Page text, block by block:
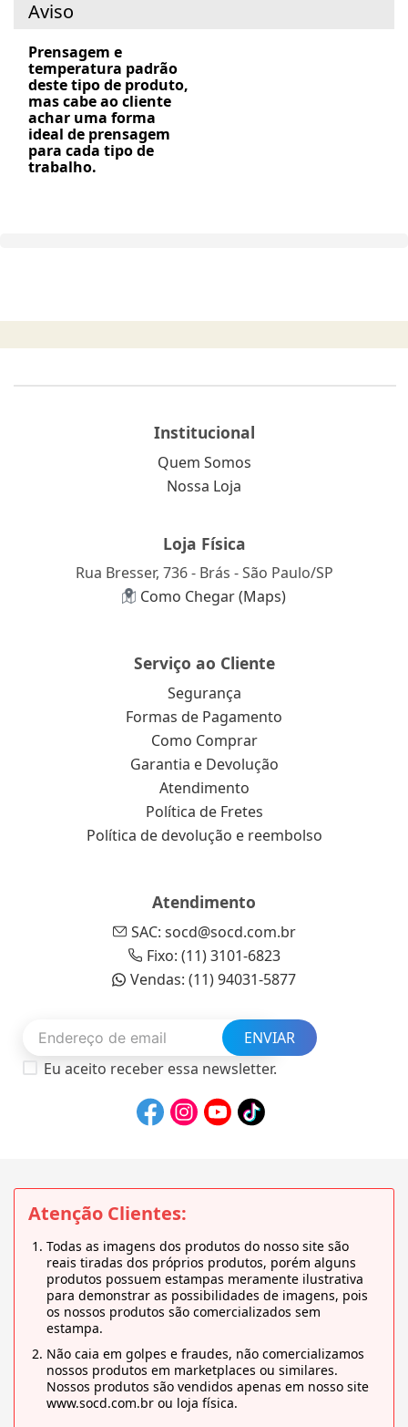
Aviso
Prensagem e
temperatura padrão
deste tipo de produto,
mas cabe ao cliente
achar uma forma
ideal de prensagem
para cada tipo de
trabalho.
Institucional
Quem Somos
Nossa Loja
Loja Física
Rua Bresser, 736 - Brás - São Paulo/SP
Como Chegar (Maps)
Serviço ao Cliente
Segurança
Formas de Pagamento
Como Comprar
Garantia e Devolução
Atendimento
Política de Fretes
Política de devolução e reembolso
Atendimento
SAC: socd@socd.com.br
Fixo: (11) 3101-6823
Vendas: (11) 94031-5877
ENVIAR
Eu aceito receber essa newsletter.
Atenção Clientes:
Todas as imagens dos produtos do nosso site são
reais tiradas dos próprios produtos, porém alguns
produtos possuem estampas meramente ilustrativa
para demonstrar as possibilidades de imagens, pois
os nossos produtos são comercializados sem
estampa.
Não caia em golpes e fraudes, não comercializamos
nossos produtos em marketplaces ou similares.
Nossos produtos são vendidos apenas em nosso site
www.socd.com.br ou loja física.